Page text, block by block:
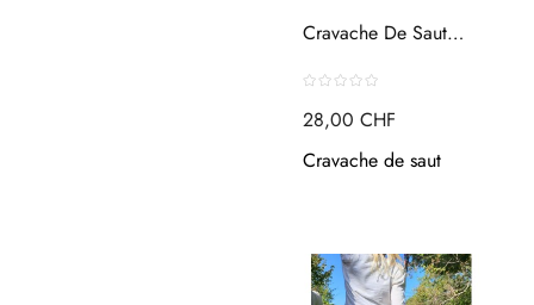
Cravache De Saut
28,00 CHF
Cravache de saut